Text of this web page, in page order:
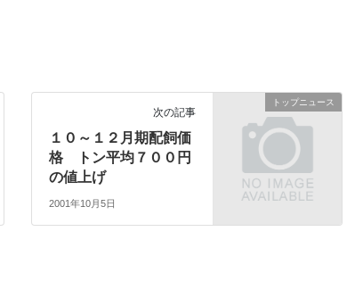
トップニュース
次の記事
１０～１２月期配飼価
格 トン平均７００円
の値上げ
2001年10月5日